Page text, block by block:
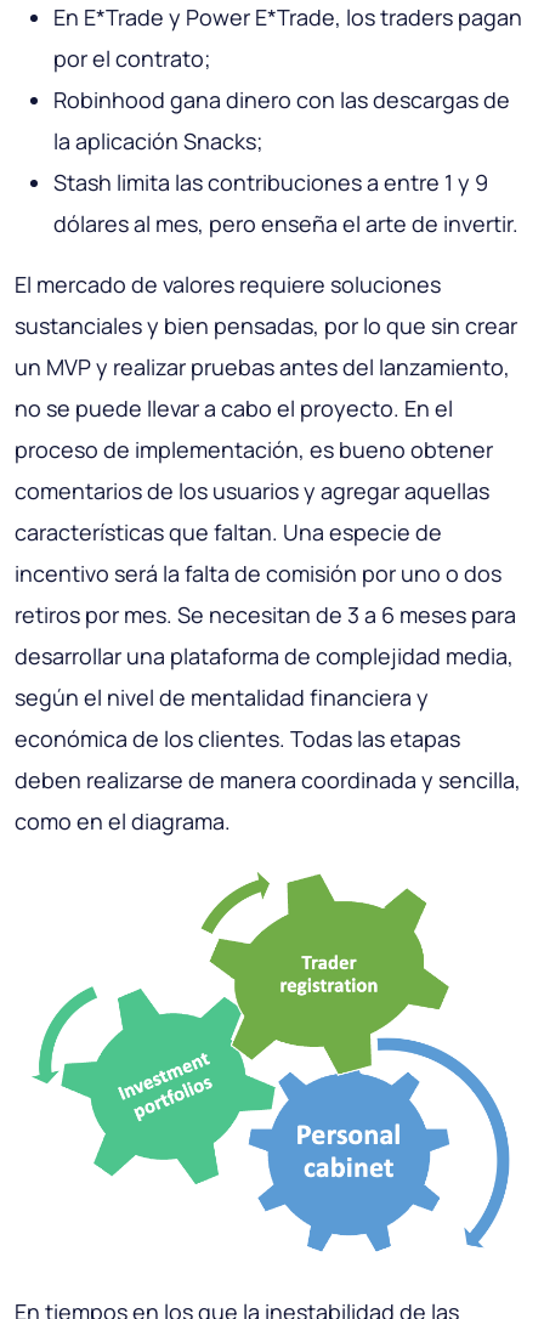
En E*Trade y Power E*Trade, los traders pagan
por el contrato;
Robinhood gana dinero con las descargas de
la aplicación Snacks;
Stash limita las contribuciones a entre 1 y 9
dólares al mes, pero enseña el arte de invertir.
El mercado de valores requiere soluciones
sustanciales y bien pensadas, por lo que sin crear
un MVP y realizar pruebas antes del lanzamiento,
no se puede llevar a cabo el proyecto. En el
proceso de implementación, es bueno obtener
comentarios de los usuarios y agregar aquellas
características que faltan. Una especie de
incentivo será la falta de comisión por uno o dos
retiros por mes. Se necesitan de 3 a 6 meses para
desarrollar una plataforma de complejidad media,
según el nivel de mentalidad financiera y
económica de los clientes. Todas las etapas
deben realizarse de manera coordinada y sencilla,
como en el diagrama.
En tiempos en los que la inestabilidad de las